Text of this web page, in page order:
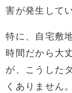
害が発生して
特に、自宅敷
時間だから大
が、こうした
くありません。